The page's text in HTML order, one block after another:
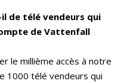
de télé vendeurs qui
de Vattenfall
le millième accès à notre
1000 télé vendeurs qui